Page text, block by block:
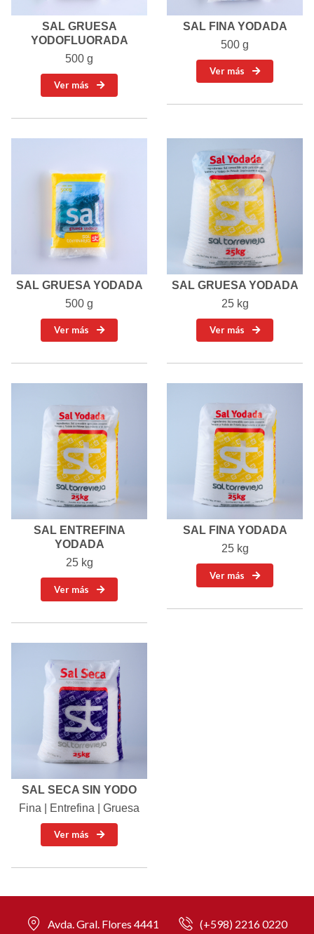
SAL GRUESA
YODOFLUORADA
500 g
Ver más
SAL FINA YODADA
500 g
Ver más
SAL GRUESA YODADA
500 g
Ver más
SAL GRUESA YODADA
25 kg
Ver más
SAL ENTREFINA
YODADA
25 kg
Ver más
SAL FINA YODADA
25 kg
Ver más
SAL SECA SIN YODO
Fina | Entrefina | Gruesa
Ver más
Avda. Gral. Flores 4441 (+598) 2216 0220